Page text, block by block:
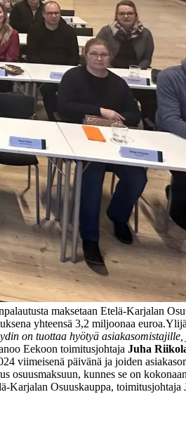
maksetaan Etelä-Karjalan
yhteensä 3,2 miljoonaa euroa.
on tuottaa hyötyä
Eekoon toimitusjohtaja Juha
viimeisenä päivänä ja joiden
osuusmaksuun, kunnes se on
Karjalan Osuuskauppa, toimitusjohtaja